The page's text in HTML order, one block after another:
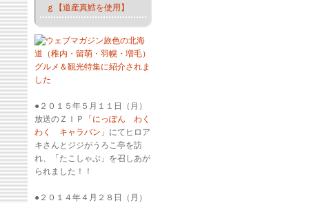
ｇ【道産真鱈を使用】
●２０１５年５月１１日（月）
放送のＺＩＰ
「にっぽん わく
わく キャラバン」 にてヒロア
キさんとジジがうろこ亭を訪
れ、「たこしゃぶ」を召しあが
られました！！
●２０１４年４月２８日（月）